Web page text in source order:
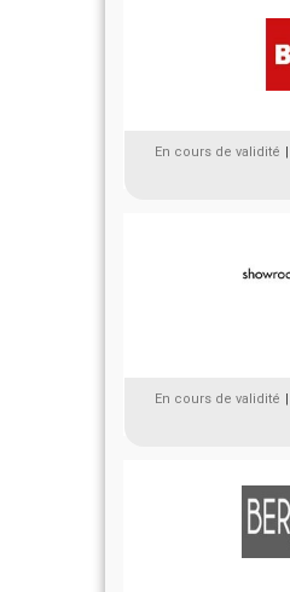
En cours de validité
En cours de validité